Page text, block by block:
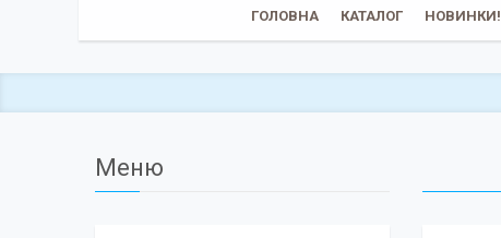
ГОЛОВНА КАТАЛОГ НОВИНКИ!